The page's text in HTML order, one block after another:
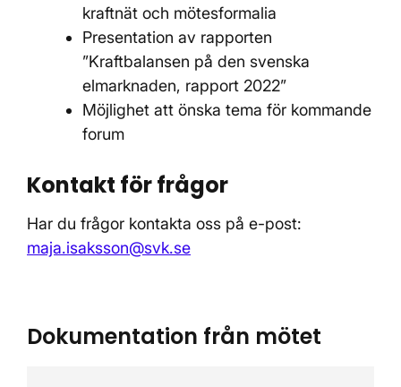
kraftnät och mötesformalia
Presentation av rapporten
”Kraftbalansen på den svenska
elmarknaden, rapport 2022”
Möjlighet att önska tema för kommande
forum
Kontakt för frågor
Har du frågor kontakta oss på e-post:
maja.isaksson@svk.se
Dokumentation från mötet